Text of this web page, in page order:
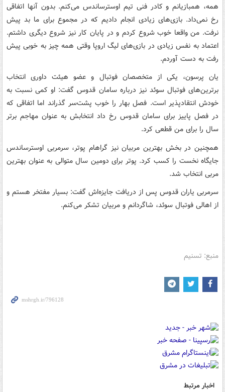
همه، همبازیانم و کادر فنی تیم اوسترساندس می‌کنم. بدون آنها اتفاقی
رخ نمی‌داد. بازی‌های زیادی انجام دادیم که در مجموع برای ما بد پیش
نرفت. من واقعا خوب شروع کردم و در پایان کار نیز شروع دیگری داشتم.
اعتماد به نفس زیادی در بازی‌های لیگ اروپا وقتی همه چیز به خوبی پیش
رفت به دست آوردم.
یان پرسون، یکی از متخصصان فوتبال و عضو هیئت داوری انتخاب
برترین‌های فوتبال سوئد نیز درباره سامان قدوس گفت: او کمی نسبت به
خودش انتقادپذیر است. فصل بهار را خوب پشت‌سر گذراند اما اتفاقی که
در فصل پاییز برای سامان قدوس رخ داد انتخابش به عنوان مهاجم برتر
سال را برای من قطعی کرد.
همچنین در بخش بهترین مربیان نیز گراهام پوتر، سرمربی اوسترساندس
جایگاه نخست را کسب کرد. پوتر برای دومین‌ سال متوالی به عنوان بهترین
مربی انتخاب شد.
سرمربی یاران قدوس پس از دریافت جایزه‌اش گفت: بسیار مفتخر هستم و
از اهالی فوتبال سوئد، شاگردانم و مربیان تشکر می‌کنم.
منبع: تسنیم
اخبار مرتبط